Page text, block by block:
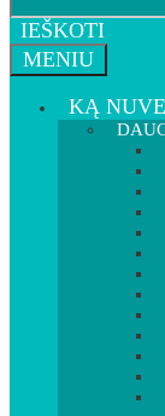
IEŠKOTI
MENIU
KĄ